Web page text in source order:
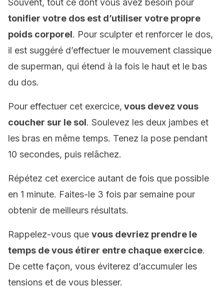
Souvent, tout ce dont vous avez besoin pour
tonifier votre dos est d’utiliser votre propre
poids corporel. Pour sculpter et renforcer le dos,
il est suggéré d’effectuer le mouvement classique
de superman, qui étend à la fois le haut et le bas
du dos.
Pour effectuer cet exercice, vous devez vous
coucher sur le sol. Soulevez les deux jambes et
les bras en même temps. Tenez la pose pendant
10 secondes, puis relâchez.
Répétez cet exercice autant de fois que possible
en 1 minute. Faites-le 3 fois par semaine pour
obtenir de meilleurs résultats.
Rappelez-vous que vous devriez prendre le
temps de vous étirer entre chaque exercice.
De cette façon, vous éviterez d’accumuler les
tensions et de vous blesser.